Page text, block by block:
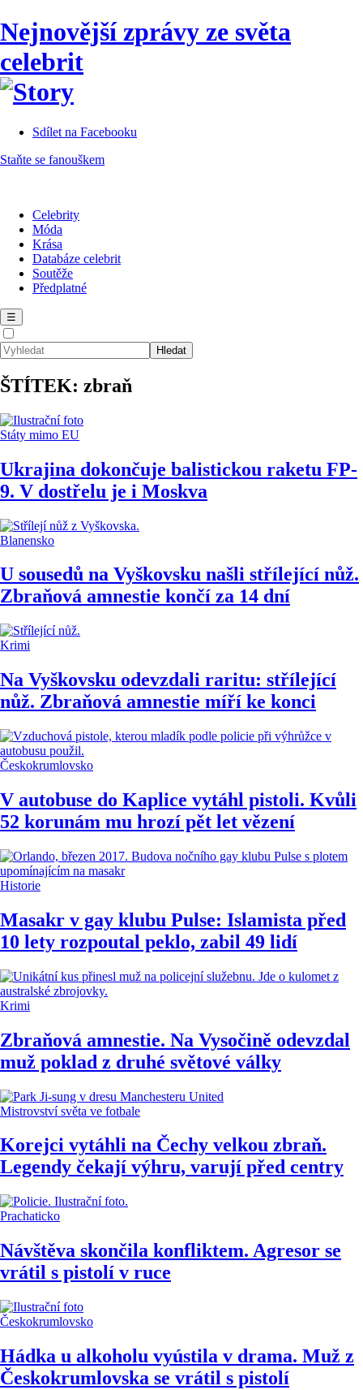
Nejnovější zprávy ze světa
celebrit
Sdílet na Facebooku
Staňte se fanouškem
Celebrity
Móda
Krása
Databáze celebrit
Soutěže
Předplatné
☰
ŠTÍTEK: zbraň
Státy mimo EU
Ukrajina dokončuje balistickou raketu FP-
9. V dostřelu je i Moskva
Blanensko
U sousedů na Vyškovsku našli střílející nůž.
Zbraňová amnestie končí za 14 dní
Krimi
Na Vyškovsku odevzdali raritu: střílející
nůž. Zbraňová amnestie míří ke konci
Českokrumlovsko
V autobuse do Kaplice vytáhl pistoli. Kvůli
52 korunám mu hrozí pět let vězení
Historie
Masakr v gay klubu Pulse: Islamista před
10 lety rozpoutal peklo, zabil 49 lidí
Krimi
Zbraňová amnestie. Na Vysočině odevzdal
muž poklad z druhé světové války
Mistrovství světa ve fotbale
Korejci vytáhli na Čechy velkou zbraň.
Legendy čekají výhru, varují před centry
Prachaticko
Návštěva skončila konfliktem. Agresor se
vrátil s pistolí v ruce
Českokrumlovsko
Hádka u alkoholu vyústila v drama. Muž z
Českokrumlovska se vrátil s pistolí